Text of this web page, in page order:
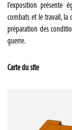
l’exposition présente
combats et le travail, la
préparation des
guerre.
Carte du site